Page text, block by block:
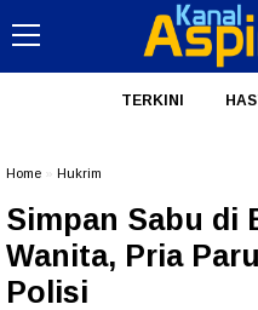
TERKINI
Home Hukrim
Simpan Sabu di
Wanita, Pria
Polisi